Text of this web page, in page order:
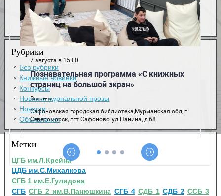
Рубрики
Без рубрики
Книжные новинки
Конкурсы
Новинки журнальной прозы
Новости
Объявления
Метки
ЦГБ им.Л.Крейна
ЦДБ им.С.Михалкова
СГБ 1 им.Е.Гулидова
СГБ СГБ 2 им.В.Панюшкина СГБ 4 СДБ 1 СДБ 2 ССБ 3